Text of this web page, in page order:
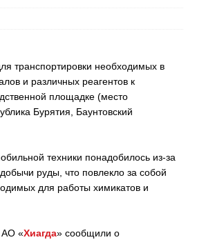
транспортировки необходимых в
и различных реагентов к
площадке (место
Бурятия, Баунтовский
техники понадобилось из-за
руды, что повлекло за собой
для работы химикатов и
АО «Хиагда» сообщили о